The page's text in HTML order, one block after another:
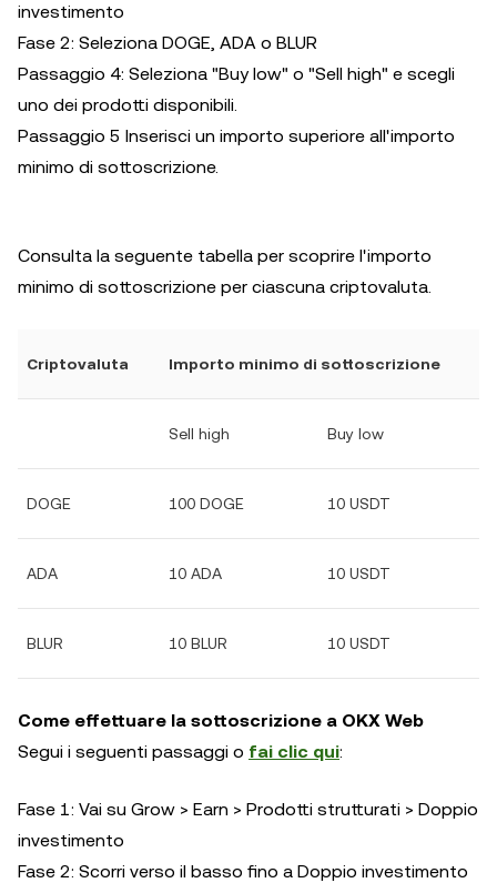
investimento
Fase 2: Seleziona DOGE, ADA o BLUR
Passaggio 4: Seleziona "Buy low" o "Sell high" e scegli
uno dei prodotti disponibili.
Passaggio 5 Inserisci un importo superiore all'importo
minimo di sottoscrizione.
Consulta la seguente tabella per scoprire l'importo
minimo di sottoscrizione per ciascuna criptovaluta.
Criptovaluta Importo minimo di sottoscrizione
Sell high Buy low
DOGE 100 DOGE 10 USDT
ADA 10 ADA 10 USDT
BLUR 10 BLUR 10 USDT
Come effettuare la sottoscrizione a OKX Web
Segui i seguenti passaggi o fai clic qui:
Fase 1: Vai su Grow > Earn > Prodotti strutturati > Doppio
investimento
Fase 2: Scorri verso il basso fino a Doppio investimento